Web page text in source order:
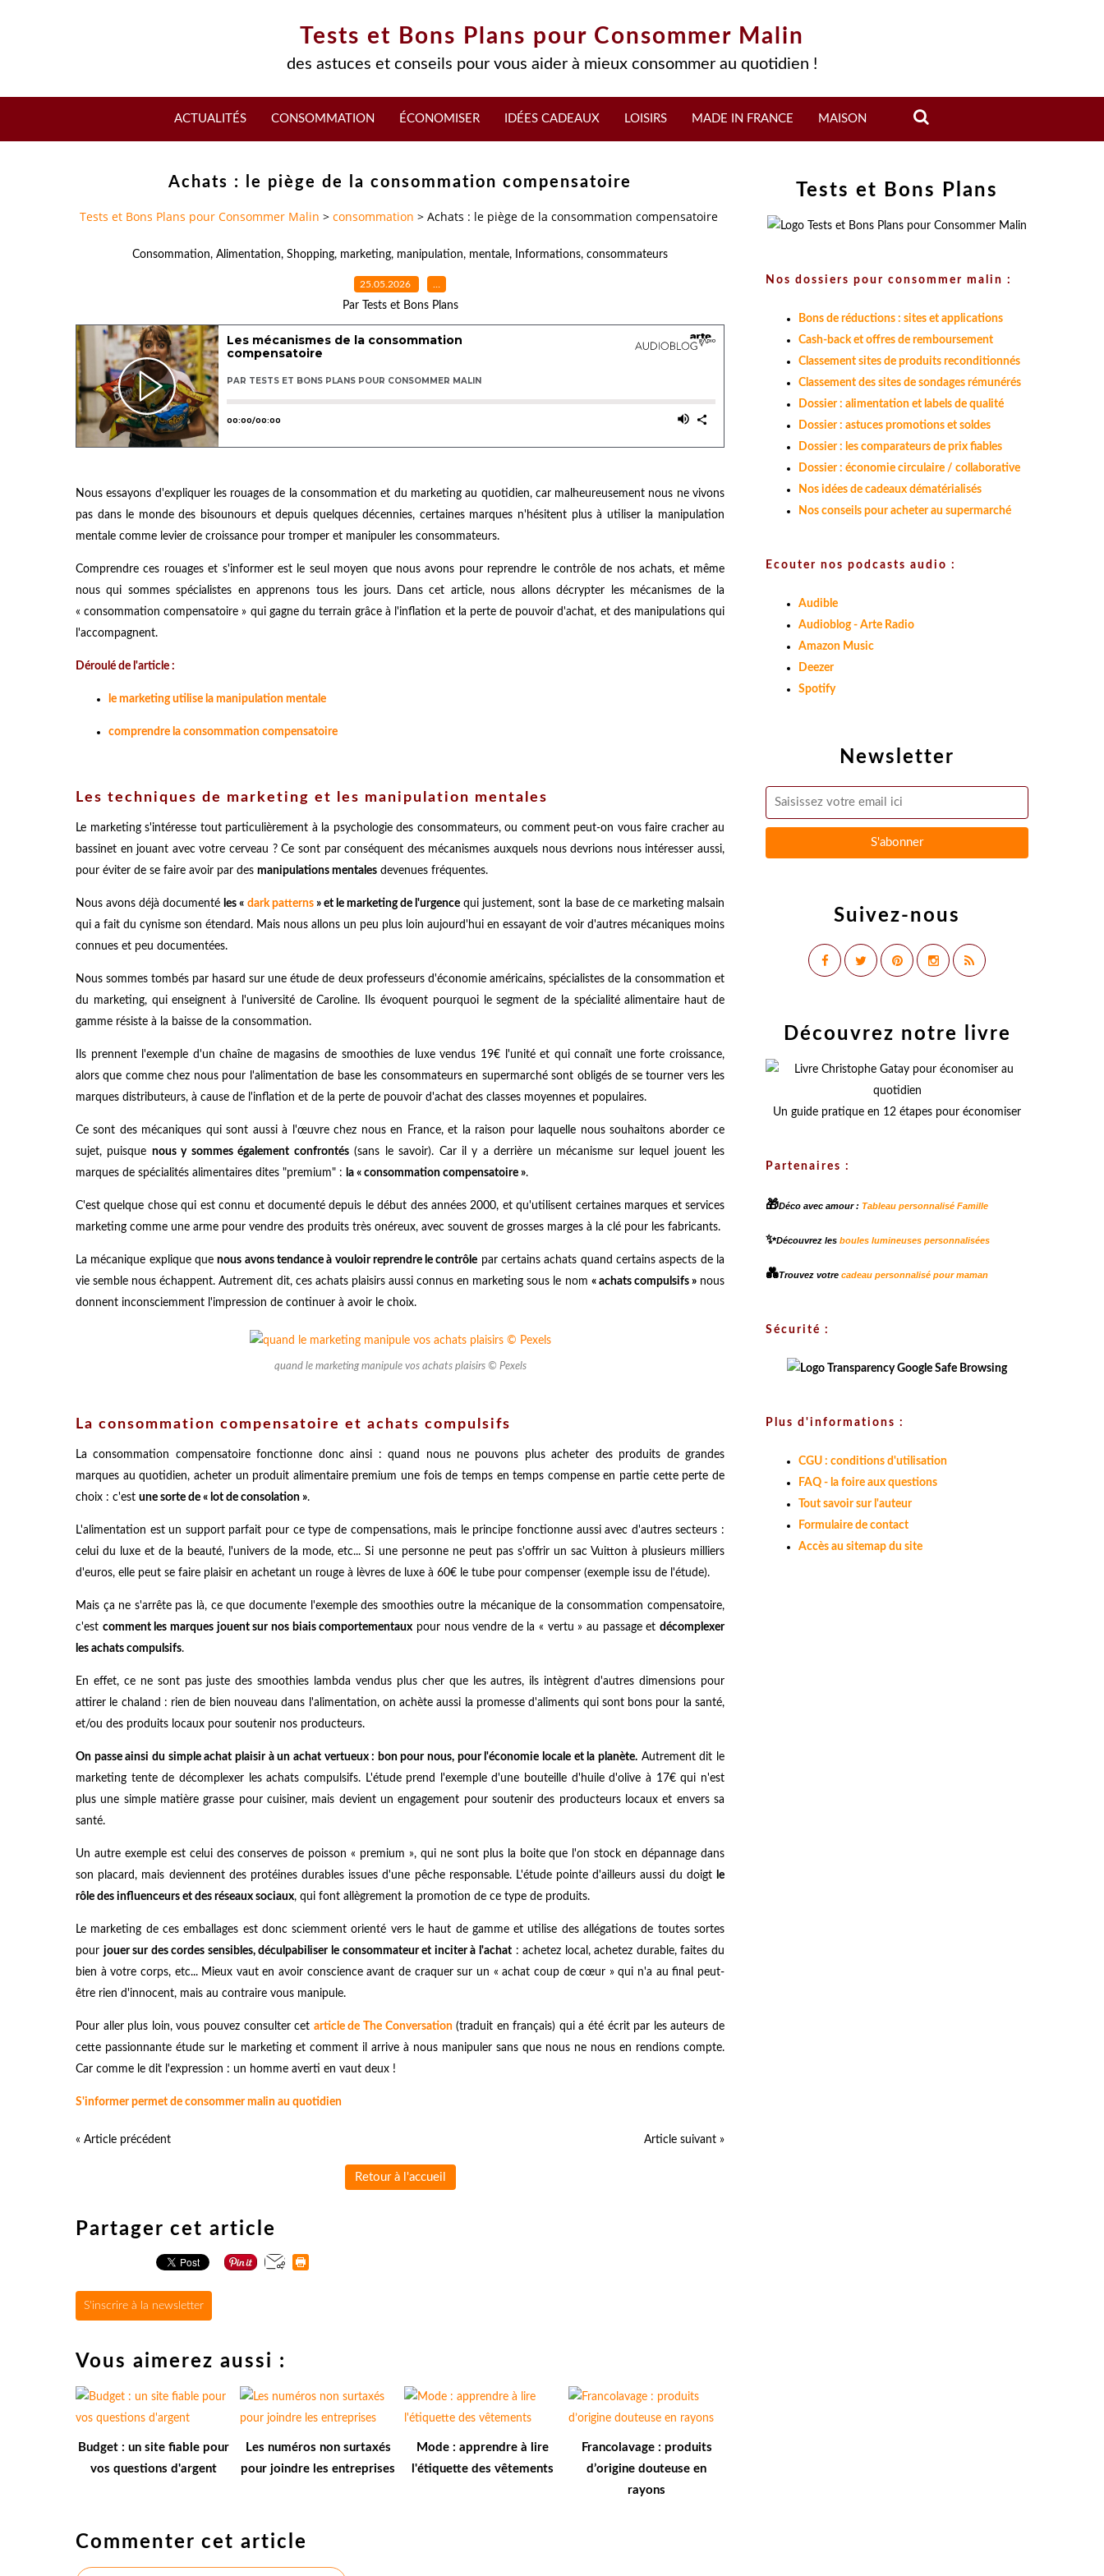
Tests et Bons Plans pour Consommer Malin
des astuces et conseils pour vous aider à mieux consommer au quotidien !
ACTUALITÉS CONSOMMATION ÉCONOMISER IDÉES CADEAUX LOISIRS MADE IN FRANCE MAISON
Achats : le piège de la consommation compensatoire
Tests et Bons Plans pour Consommer Malin > consommation > Achats : le piège de la consommation compensatoire
Consommation, Alimentation, Shopping, marketing, manipulation, mentale, Informations, consommateurs
25.05.2026 …
Par Tests et Bons Plans
Nous essayons d'expliquer les rouages de la consommation et du marketing au quotidien, car malheureusement nous ne vivons
pas dans le monde des bisounours et depuis quelques décennies, certaines marques n'hésitent plus à utiliser la manipulation
mentale comme levier de croissance pour tromper et manipuler les consommateurs.
Comprendre ces rouages et s'informer est le seul moyen que nous avons pour reprendre le contrôle de nos achats, et même
nous qui sommes spécialistes en apprenons tous les jours. Dans cet article, nous allons décrypter les mécanismes de la
« consommation compensatoire » qui gagne du terrain grâce à l'inflation et la perte de pouvoir d'achat, et des manipulations qui
l'accompagnent.
Déroulé de l'article :
le marketing utilise la manipulation mentale
comprendre la consommation compensatoire
Les techniques de marketing et les manipulation mentales
Le marketing s'intéresse tout particulièrement à la psychologie des consommateurs, ou comment peut-on vous faire cracher au
bassinet en jouant avec votre cerveau ? Ce sont par conséquent des mécanismes auxquels nous devrions nous intéresser aussi,
pour éviter de se faire avoir par des manipulations mentales devenues fréquentes.
Nous avons déjà documenté les « dark patterns» et le marketing de l'urgence qui justement, sont la base de ce marketing malsain
qui a fait du cynisme son étendard. Mais nous allons un peu plus loin aujourd'hui en essayant de voir d'autres mécaniques moins
connues et peu documentées.
Nous sommes tombés par hasard sur une étude de deux professeurs d'économie américains, spécialistes de la consommation et
du marketing, qui enseignent à l'université de Caroline. Ils évoquent pourquoi le segment de la spécialité alimentaire haut de
gamme résiste à la baisse de la consommation.
Ils prennent l'exemple d'un chaîne de magasins de smoothies de luxe vendus 19€ l'unité et qui connaît une forte croissance,
alors que comme chez nous pour l'alimentation de base les consommateurs en supermarché sont obligés de se tourner vers les
marques distributeurs, à cause de l'inflation et de la perte de pouvoir d'achat des classes moyennes et populaires.
Ce sont des mécaniques qui sont aussi à l'œuvre chez nous en France, et la raison pour laquelle nous souhaitons aborder ce
sujet, puisque nous y sommes également confrontés(sans le savoir). Car il y a derrière un mécanisme sur lequel jouent les
marques de spécialités alimentaires dites "premium" : la « consommation compensatoire ».
C'est quelque chose qui est connu et documenté depuis le début des années 2000, et qu'utilisent certaines marques et services
marketing comme une arme pour vendre des produits très onéreux, avec souvent de grosses marges à la clé pour les fabricants.
La mécanique explique quenous avons tendance à vouloir reprendre le contrôle par certains achats quand certains aspects de la
vie semble nous échappent. Autrement dit, ces achats plaisirs aussi connus en marketing sous le nom « achats compulsifs »nous
donnent inconsciemment l'impression de continuer à avoir le choix.
quand le marketing manipule vos achats plaisirs © Pexels
La consommation compensatoire et achats compulsifs
La consommation compensatoire fonctionne donc ainsi : quand nous ne pouvons plus acheter des produits de grandes
marques au quotidien, acheter un produit alimentaire premium une fois de temps en temps compense en partie cette perte de
choix : c'est une sorte de « lot de consolation ».
L'alimentation est un support parfait pour ce type de compensations, mais le principe fonctionne aussi avec d'autres secteurs :
celui du luxe et de la beauté, l'univers de la mode, etc... Si une personne ne peut pas s'offrir un sac Vuitton à plusieurs milliers
d'euros, elle peut se faire plaisir en achetant un rouge à lèvres de luxe à 60€ le tube pour compenser (exemple issu de l'étude).
Mais ça ne s'arrête pas là, ce que documente l'exemple des smoothies outre la mécanique de la consommation compensatoire,
c'est comment les marques jouent sur nos biais comportementaux pour nous vendre de la « vertu » au passage etdécomplexer
les achats compulsifs.
En effet, ce ne sont pas juste des smoothies lambda vendus plus cher que les autres, ils intègrent d'autres dimensions pour
attirer le chaland : rien de bien nouveau dans l'alimentation, on achète aussi la promesse d'aliments qui sont bons pour la santé,
et/ou des produits locaux pour soutenir nos producteurs.
On passe ainsi du simple achat plaisir à un achat vertueux : bon pour nous, pour l'économie locale et la planète. Autrement dit le
marketing tente de décomplexer les achats compulsifs. L'étude prend l'exemple d'une bouteille d'huile d'olive à 17€ qui n'est
plus une simple matière grasse pour cuisiner, mais devient un engagement pour soutenir des producteurs locaux et envers sa
santé.
Un autre exemple est celui des conserves de poisson « premium », qui ne sont plus la boite que l'on stock en dépannage dans
son placard, mais deviennent des protéines durables issues d'une pêche responsable. L'étude pointe d'ailleurs aussi du doigt le
rôle des influenceurs et des réseaux sociaux, qui font allègrement la promotion de ce type de produits.
Le marketing de ces emballages est donc sciemment orienté vers le haut de gamme et utilise des allégations de toutes sortes
pour jouer sur des cordes sensibles, déculpabiliser le consommateur et inciter à l'achat: achetez local, achetez durable, faites du
bien à votre corps, etc... Mieux vaut en avoir conscience avant de craquer sur un « achat coup de cœur » qui n'a au final peut-
être rien d'innocent, mais au contraire vous manipule.
Pour aller plus loin, vous pouvez consulter cet article de The Conversation(traduit en français) qui a été écrit par les auteurs de
cette passionnante étude sur le marketing et comment il arrive à nous manipuler sans que nous ne nous en rendions compte.
Car comme le dit l'expression : un homme averti en vaut deux !
S'informer permet de consommer malin au quotidien
« Article précédent Article suivant »
Retour à l'accueil
Partager cet article
S'inscrire à la newsletter
Vous aimerez aussi :
Budget : un site fiable pour
vos questions d'argent
Les numéros non surtaxés
pour joindre les entreprises
Mode : apprendre à lire
l'étiquette des vêtements
Francolavage : produits
d’origine douteuse en
rayons
Commenter cet article
Newsletter
Suivez-nous
Tests et Bons Plans
Nos dossiers pour consommer malin :
Bons de réductions : sites et applications
Cash-back et offres de remboursement
Classement sites de produits reconditionnés
Classement des sites de sondages rémunérés
Dossier : alimentation et labels de qualité
Dossier : astuces promotions et soldes
Dossier : les comparateurs de prix fiables
Dossier : économie circulaire / collaborative
Nos idées de cadeaux dématérialisés
Nos conseils pour acheter au supermarché
Ecouter nos podcasts audio :
Audible
Audioblog - Arte Radio
Amazon Music
Deezer
Spotify
Découvrez notre livre
Un guide pratique en 12 étapes pour économiser
Partenaires :
🎁Déco avec amour : Tableau personnalisé Famille
✨Découvrez les boules lumineuses personnalisées
💑Trouvez votre cadeau personnalisé pour maman
Sécurité :
Plus d'informations :
CGU : conditions d'utilisation
FAQ - la foire aux questions
Tout savoir sur l'auteur
Formulaire de contact
Accès au sitemap du site